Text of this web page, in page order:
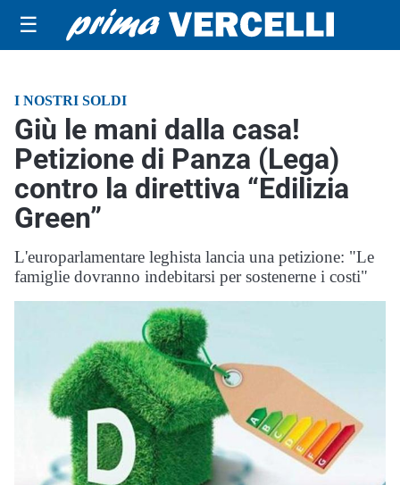
☰
I NOSTRI SOLDI
Giù le mani dalla casa!
Petizione di Panza (Lega)
contro la direttiva “Edilizia
Green”
L'europarlamentare leghista lancia una petizione: "Le
famiglie dovranno indebitarsi per sostenerne i costi"